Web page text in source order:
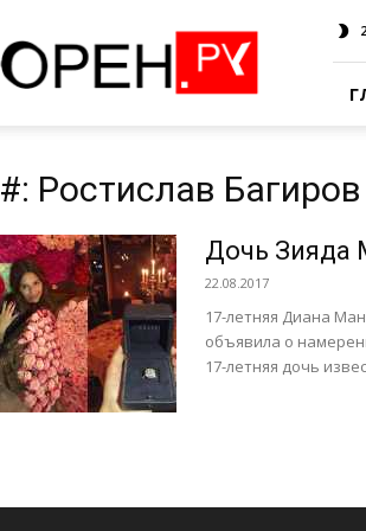
#: Ростислав Багиров
Дочь Зияда
22.08.2017
17-летняя Диана
объявила о
17-летняя дочь